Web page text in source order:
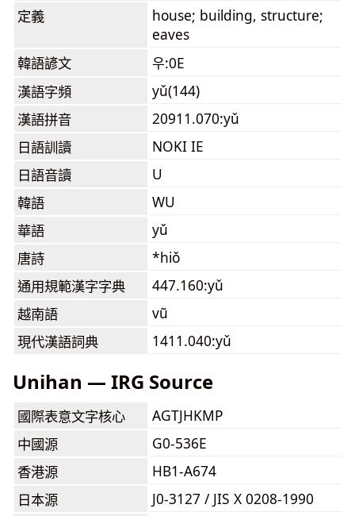
定義
house; building, structure;
eaves
韓語諺文
우:0E
漢語字頻
yǔ(144)
漢語拼音
20911.070:yǔ
日語訓讀
NOKI IE
日語音讀
U
韓語
WU
華語
yǔ
唐詩
*hiǒ
通用規範漢字字典
447.160:yǔ
越南語
vũ
現代漢語詞典
1411.040:yǔ
Unihan — IRG Source
國際表意文字核心
AGTJHKMP
中國源
G0-536E
香港源
HB1-A674
日本源
J0-3127 / JIS X 0208-1990